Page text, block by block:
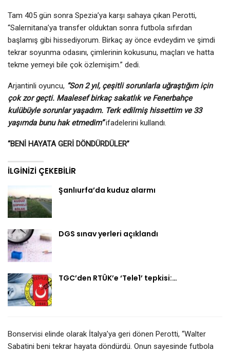
Tam 405 gün sonra Spezia’ya karşı sahaya çıkan Perotti,
“Salernitana’ya transfer olduktan sonra futbola sıfırdan
başlamış gibi hissediyorum. Birkaç ay önce evdeydim ve şimdi
tekrar soyunma odasını, çimlerinin kokusunu, maçları ve hatta
tekme yemeyi bile çok özlemişim.” dedi.
Arjantinli oyuncu, “Son 2 yıl, çeşitli sorunlarla uğraştığım için
çok zor geçti. Maalesef birkaç sakatlık ve Fenerbahçe
kulübüyle sorunlar yaşadım. Terk edilmiş hissettim ve 33
yaşımda bunu hak etmedim”ifadelerini kullandı.
“BENİ HAYATA GERİ DÖNDÜRDÜLER”
İLGINIZI ÇEKEBILIR
Şanlıurfa’da kuduz alarmı
DGS sınav yerleri açıklandı
TGC’den RTÜK’e ‘Tele1’ tepkisi:…
Bonservisi elinde olarak İtalya’ya geri dönen Perotti, “Walter
Sabatini beni tekrar hayata döndürdü. Onun sayesinde futbola